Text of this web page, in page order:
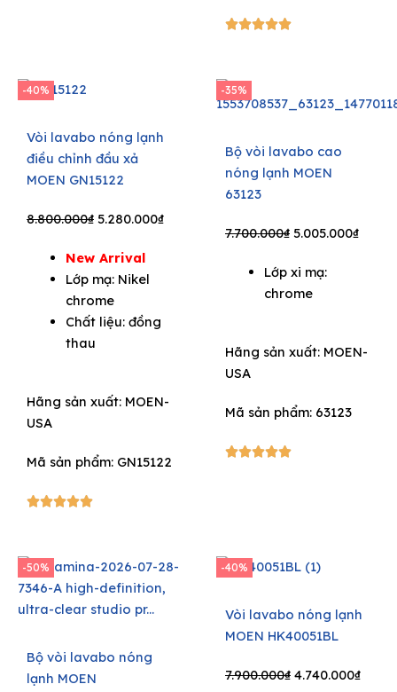
5/5
-40%
Vòi lavabo nóng lạnh
điều chỉnh đầu xả
MOEN GN15122
8.800.000₫ Original
was:
8.800.000₫.
5.280.000₫Current
New Arrival
Lớp mạ: Nikel
chrome
Chất liệu: đồng
thau
Hãng sản xuất: MOEN-
USA
Mã sản phẩm: GN15122
5/5
-35%
Bộ vòi lavabo cao
nóng lạnh MOEN
63123
7.700.000₫ Original
was:
7.700.000₫.
5.005.000₫
Lớp xi mạ:
chrome
Hãng sản xuất: MOEN-
USA
Mã sản phẩm: 63123
5/5
-50%
Bộ vòi lavabo nóng
lạnh MOEN
-40%
Vòi lavabo nóng lạnh
MOEN HK40051BL
7.900.000₫ Original
4.740.000₫